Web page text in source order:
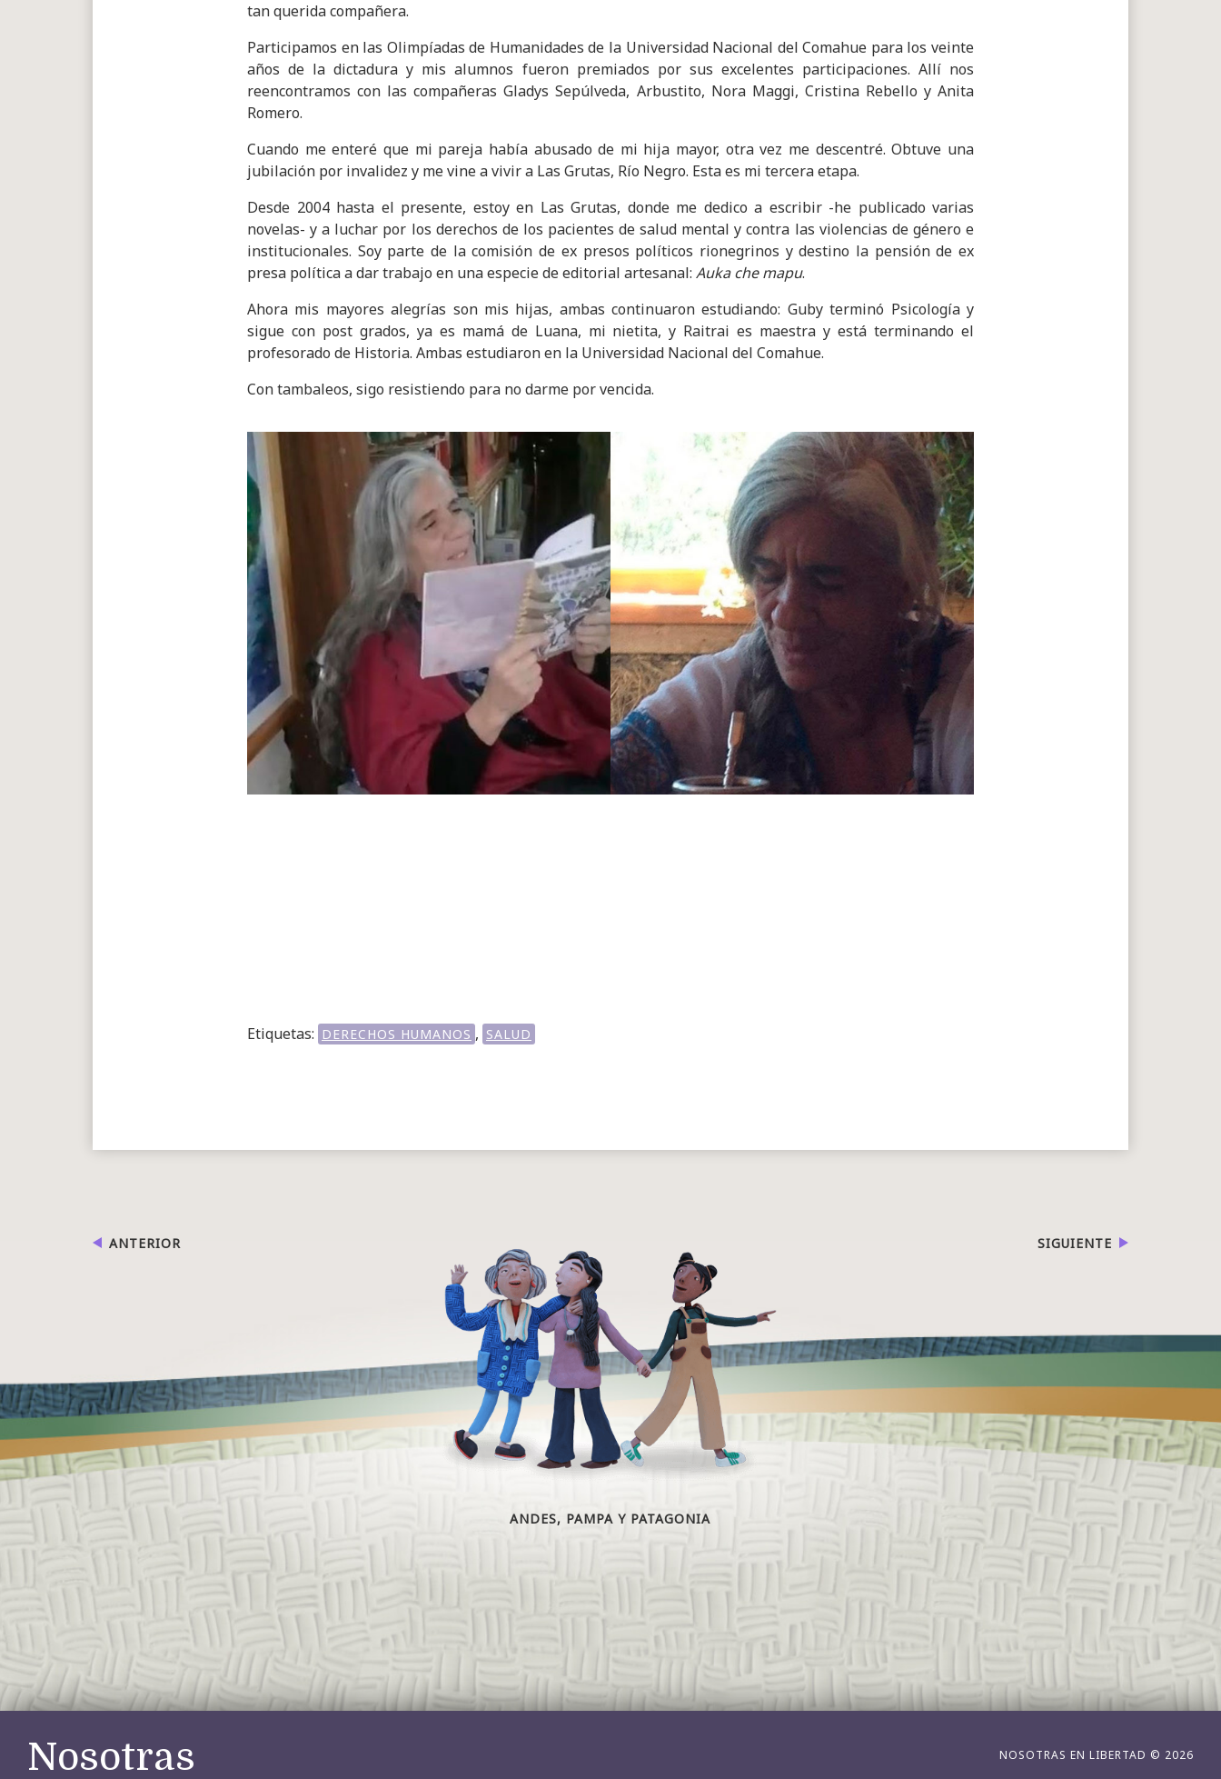
tan querida compañera.
Participamos en las Olimpíadas de Humanidades de la Universidad Nacional del Comahue para los veinte
años de la dictadura y mis alumnos fueron premiados por sus excelentes participaciones. Allí nos
reencontramos con las compañeras Gladys Sepúlveda, Arbustito, Nora Maggi, Cristina Rebello y Anita
Romero.
Cuando me enteré que mi pareja había abusado de mi hija mayor, otra vez me descentré. Obtuve una
jubilación por invalidez y me vine a vivir a Las Grutas, Río Negro. Esta es mi tercera etapa.
Desde 2004 hasta el presente, estoy en Las Grutas, donde me dedico a escribir -he publicado varias
novelas- y a luchar por los derechos de los pacientes de salud mental y contra las violencias de género e
institucionales. Soy parte de la comisión de ex presos políticos rionegrinos y destino la pensión de ex
presa política a dar trabajo en una especie de editorial artesanal: Auka che mapu.
Ahora mis mayores alegrías son mis hijas, ambas continuaron estudiando: Guby terminó Psicología y
sigue con post grados, ya es mamá de Luana, mi nietita, y Raitrai es maestra y está terminando el
profesorado de Historia. Ambas estudiaron en la Universidad Nacional del Comahue.
Con tambaleos, sigo resistiendo para no darme por vencida.
Etiquetas: DERECHOS HUMANOS , SALUD
ANTERIOR
ANDES, PAMPA Y PATAGONIA
SIGUIENTE
Nosotras NOSOTRAS EN LIBERTAD © 2026